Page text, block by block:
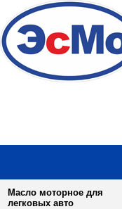
Масло моторное для
легковых авто